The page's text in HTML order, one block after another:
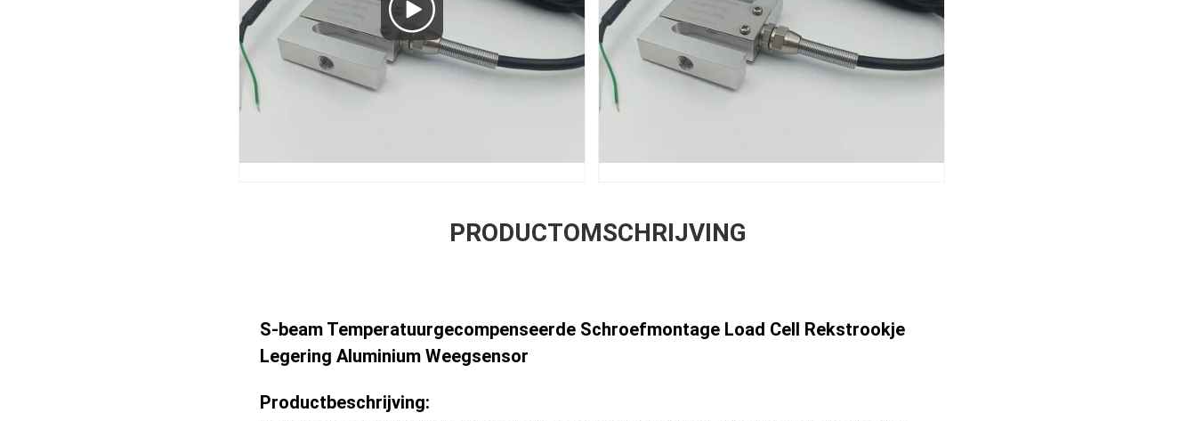
PRODUCTOMSCHRIJVING
S-beam Temperatuurgecompenseerde Schroefmontage Load Cell Rekstrookje
Legering Aluminium Weegsensor
Productbeschrijving: